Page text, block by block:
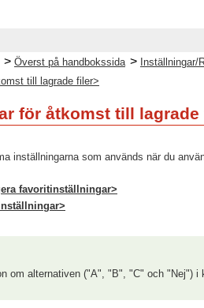
> Överst på handbokssida > Inställningar/
till lagrade filer>
för åtkomst till lagrade
inställningarna som används när du
favoritinställningar>
om alternativen ("A", "B", "C" och "Nej")